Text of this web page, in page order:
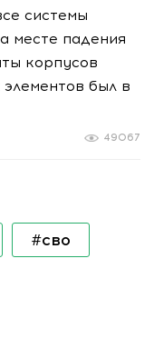
системы
месте падения
корпусов
был в
49067
#сво